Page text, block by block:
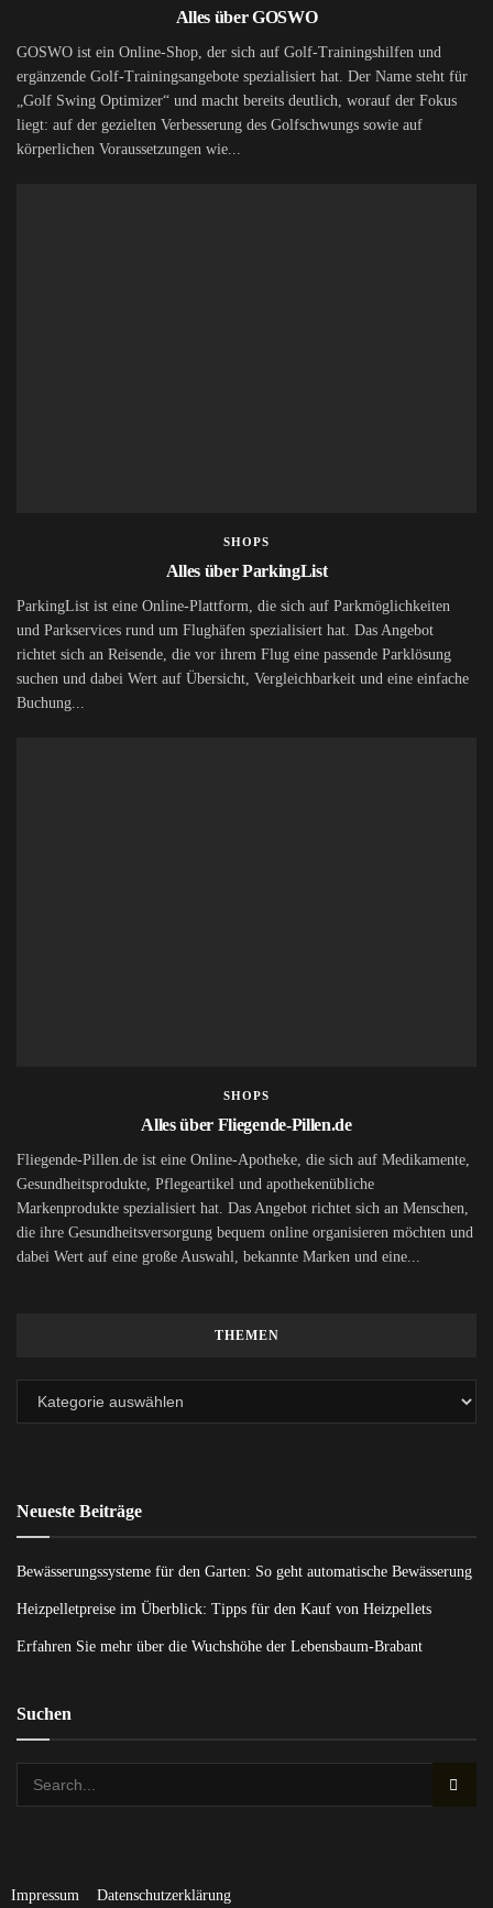
Alles über GOSWO
GOSWO ist ein Online-Shop, der sich auf Golf-Trainingshilfen und
ergänzende Golf-Trainingsangebote spezialisiert hat. Der Name steht für
„Golf Swing Optimizer“ und macht bereits deutlich, worauf der Fokus
liegt: auf der gezielten Verbesserung des Golfschwungs sowie auf
körperlichen Voraussetzungen wie...
SHOPS
Alles über ParkingList
ParkingList ist eine Online-Plattform, die sich auf Parkmöglichkeiten
und Parkservices rund um Flughäfen spezialisiert hat. Das Angebot
richtet sich an Reisende, die vor ihrem Flug eine passende Parklösung
suchen und dabei Wert auf Übersicht, Vergleichbarkeit und eine einfache
Buchung...
SHOPS
Alles über Fliegende-Pillen.de
Fliegende-Pillen.de ist eine Online-Apotheke, die sich auf Medikamente,
Gesundheitsprodukte, Pflegeartikel und apothekenübliche
Markenprodukte spezialisiert hat. Das Angebot richtet sich an Menschen,
die ihre Gesundheitsversorgung bequem online organisieren möchten und
dabei Wert auf eine große Auswahl, bekannte Marken und eine...
THEMEN
Neueste Beiträge
Bewässerungssysteme für den Garten: So geht automatische Bewässerung
Heizpelletpreise im Überblick: Tipps für den Kauf von Heizpellets
Erfahren Sie mehr über die Wuchshöhe der Lebensbaum-Brabant
Suchen
Impressum Datenschutzerklärung